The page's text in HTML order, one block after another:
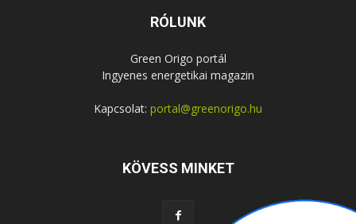
RÓLUNK
Green Origo portál
Ingyenes energetikai magazin
Kapcsolat: portal@greenorigo.hu
KÖVESS MINKET